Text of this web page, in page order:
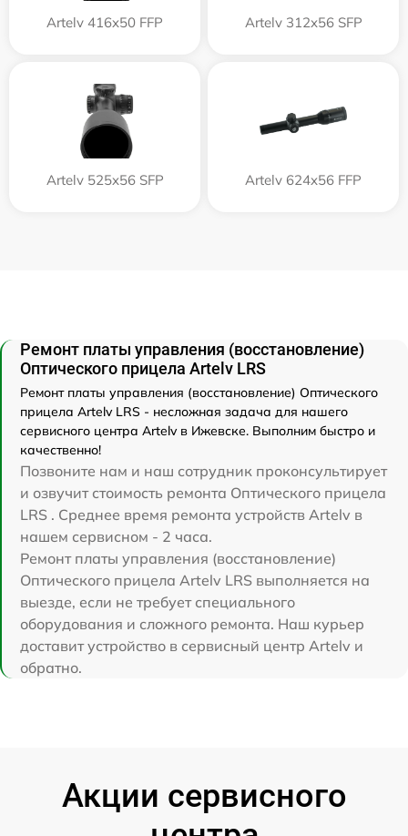
Artelv 416x50 FFP Artelv 312x56 SFP
Artelv 525x56 SFP Artelv 624x56 FFP
Ремонт платы управления (восстановление)
Оптического прицела Artelv LRS
Ремонт платы управления (восстановление) Оптического
прицела Artelv LRS - несложная задача для нашего
сервисного центра Artelv в Ижевске. Выполним быстро и
качественно!
Позвоните нам и наш сотрудник проконсультирует
и озвучит стоимость ремонта Оптического прицела
LRS . Среднее время ремонта устройств Artelv в
нашем сервисном - 2 часа.
Ремонт платы управления (восстановление)
Оптического прицела Artelv LRS выполняется на
выезде, если не требует специального
оборудования и сложного ремонта. Наш курьер
доставит устройство в сервисный центр Artelv и
обратно.
Акции сервисного